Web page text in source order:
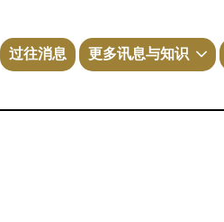
过往消息 更多讯息与知识